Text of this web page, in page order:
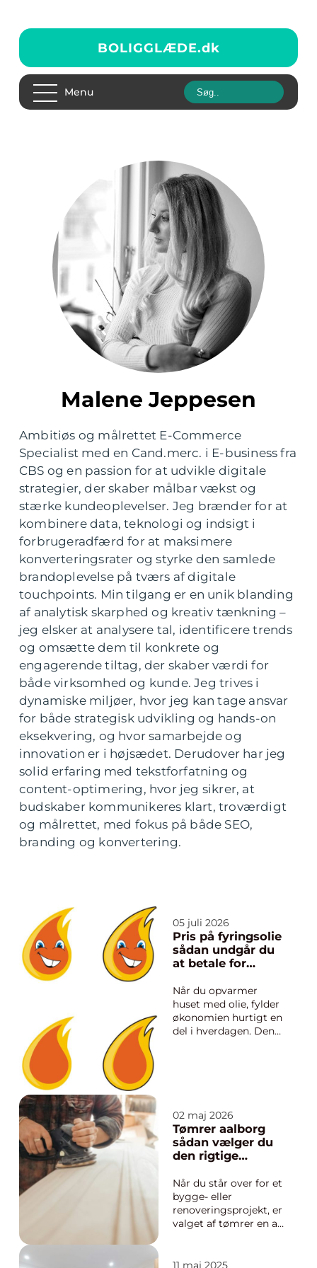
BOLIGGLÆDE.dk
Menu
Malene Jeppesen
Ambitiøs og målrettet E-Commerce
Specialist med en Cand.merc. i E-business fra
CBS og en passion for at udvikle digitale
strategier, der skaber målbar vækst og
stærke kundeoplevelser. Jeg brænder for at
kombinere data, teknologi og indsigt i
forbrugeradfærd for at maksimere
konverteringsrater og styrke den samlede
brandoplevelse på tværs af digitale
touchpoints. Min tilgang er en unik blanding
af analytisk skarphed og kreativ tænkning –
jeg elsker at analysere tal, identificere trends
og omsætte dem til konkrete og
engagerende tiltag, der skaber værdi for
både virksomhed og kunde. Jeg trives i
dynamiske miljøer, hvor jeg kan tage ansvar
for både strategisk udvikling og hands-on
eksekvering, og hvor samarbejde og
innovation er i højsædet. Derudover har jeg
solid erfaring med tekstforfatning og
content-optimering, hvor jeg sikrer, at
budskaber kommunikeres klart, troværdigt
og målrettet, med fokus på både SEO,
branding og konvertering.
05 juli 2026
Pris på fyringsolie
sådan undgår du
at betale for
Når du opvarmer
huset med olie, fylder
økonomien hurtigt en
del i hverdagen. Den
pr. liter. Mange
opdager først, hvor
meget de kan spare,
når de begynde...
02 maj 2026
Tømrer aalborg
sådan vælger du
den rigtige
r
Når du står over for et
bygge- eller
renoveringsprojekt, er
valget af tømrer en af
gælder uanset, om du
11 maj 2025